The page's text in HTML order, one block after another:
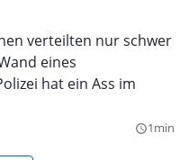
verteilten nur schwer
eines
hat ein Ass im
query_builder1min